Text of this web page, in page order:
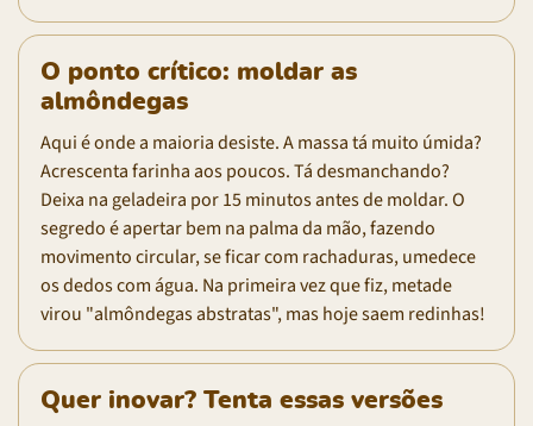
O ponto crítico: moldar as
almôndegas
Aqui é onde a maioria desiste. A massa tá muito úmida?
Acrescenta farinha aos poucos. Tá desmanchando?
Deixa na geladeira por 15 minutos antes de moldar. O
segredo é apertar bem na palma da mão, fazendo
movimento circular, se ficar com rachaduras, umedece
os dedos com água. Na primeira vez que fiz, metade
virou "almôndegas abstratas", mas hoje saem redinhas!
Quer inovar? Tenta essas versões